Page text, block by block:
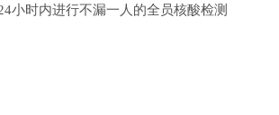
小时内进行不漏一人的全员核酸检测